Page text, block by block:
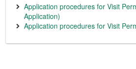
Application procedures for Visit
Application)
Application procedures for Visit